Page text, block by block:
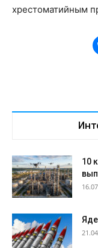
хрестоматийным
10